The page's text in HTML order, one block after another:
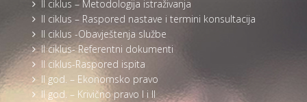
II ciklus – Metodologija istraživanja
II ciklus – Raspored nastave i termini konsultacija
II ciklus -Obavještenja službe
II ciklus- Referentni dokumenti
II ciklus-Raspored ispita
II god. – Ekonomsko pravo
II god. – Krivično pravo I i II